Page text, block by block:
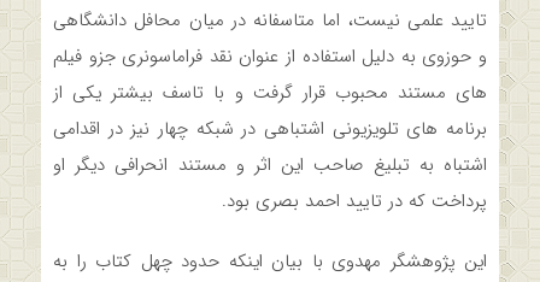
تایید علمی نیست، اما متاسفانه در میان محافل دانشگاهی
و حوزوی به دلیل استفاده از عنوان نقد فراماسونری جزو فیلم
های مستند محبوب قرار گرفت و با تاسف بیشتر یکی از
برنامه های تلویزیونی اشتباهی در شبکه چهار نیز در اقدامی
اشتباه به تبلیغ صاحب این اثر و مستند انحرافی دیگر او
پرداخت که در تایید احمد بصری بود.
این پژوهشگر مهدوی با بیان اینکه حدود چهل کتاب را به